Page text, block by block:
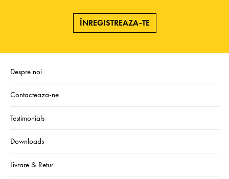
ÎNREGISTREAZA-TE
Despre noi
Contacteaza-ne
Testimonials
Downloads
Livrare & Retur